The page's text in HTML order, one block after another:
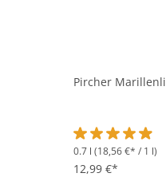
Pircher
0.7 l (18,56 €* / 1 l)
12,99 €*